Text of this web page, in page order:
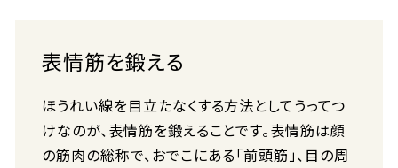
表情筋を鍛える
ほうれい線を目立たなくする方法としてうってつ
けなのが、表情筋を鍛えることです。表情筋は顔
の筋肉の総称で、おでこにある「前頭筋」、目の周